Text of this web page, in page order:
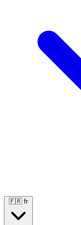
🇫🇷 fr